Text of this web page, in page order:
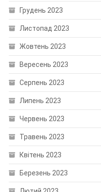
Грудень 2023
Листопад 2023
Жовтень 2023
Вересень 2023
Серпень 2023
Липень 2023
Червень 2023
Травень 2023
Квітень 2023
Березень 2023